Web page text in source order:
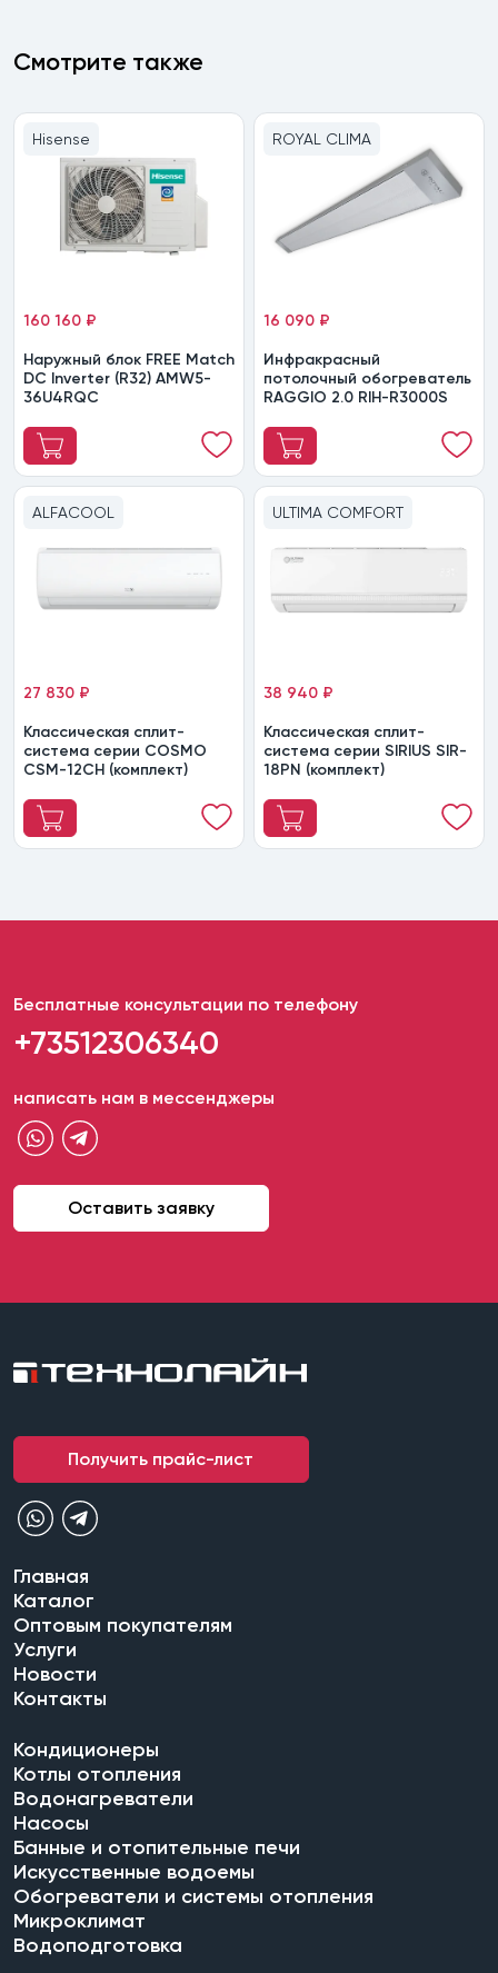
Смотрите также
Hisense
Наружный блок FREE Match
DC Inverter (R32) AMW5-
36U4RQC
160 160 ₽
ROYAL CLIMA
Инфракрасный
потолочный обогреватель
RAGGIO 2.0 RIH-R3000S
16 090 ₽
ALFACOOL
Классическая сплит-
система серии COSMO
CSM-12CH (комплект)
27 830 ₽
ULTIMA COMFORT
Классическая сплит-
система серии SIRIUS SIR-
18PN (комплект)
38 940 ₽
Бесплатные консультации по телефону
+73512306340
написать нам в мессенджеры
Оставить заявку
Получить прайс-лист
Главная
Каталог
Оптовым покупателям
Услуги
Новости
Контакты
Кондиционеры
Котлы отопления
Водонагреватели
Насосы
Банные и отопительные печи
Искусственные водоемы
Обогреватели и системы отопления
Микроклимат
Водоподготовка